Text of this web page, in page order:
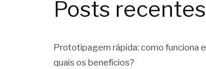
Posts recentes
Prototipagem rápida: como funciona e
quais os benefícios?